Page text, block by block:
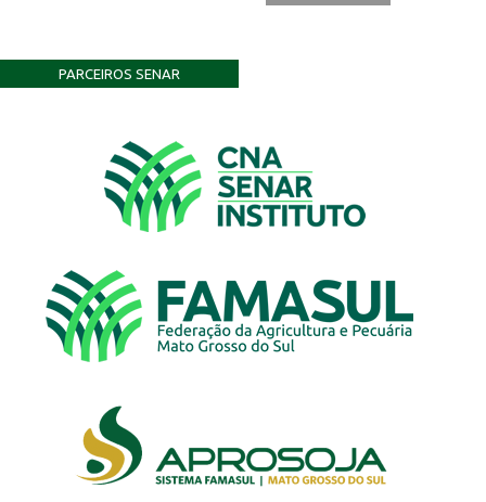
PARCEIROS SENAR